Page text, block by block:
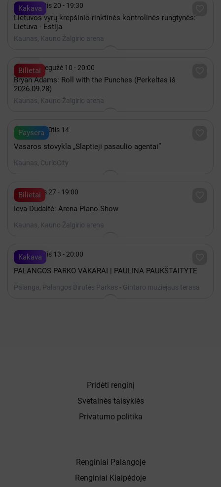
Kakava
 Rugpjūtis 20 - 19:30
Lietuvos vyrų krepšinio rinktinės kontrolinės rungtynės:
Lietuva - Estija
Kaunas, Kauno Žalgirio arena
Bilietai
 2027 Gegužė 10 - 20:00
Bryan Adams: Roll with the Punches (Perkeltas iš
2026.09.28)
Kaunas, Kauno Žalgirio arena
Paysera
 iki Rugpjūtis 14
Vasaros stovykla „Slaptieji pasaulio agentai”
Kaunas, CurioCity
Bilietai
 Gruodis 27 - 19:00
Ieva Dūdaitė: Arena Piano Show
Kaunas, Kauno Žalgirio arena
Kakava
 Rugpjūtis 13 - 20:00
PALANGOS PARKO VAKARAI | PAULINA PAUKŠTAITYTĖ
Palanga, Palangos Birutės Parkas - Gintaro muziejaus terasa
Renginiai Palangoje
Renginiai Klaipėdoje
Pridėti renginį
Svetainės taisyklės
Privatumo politika